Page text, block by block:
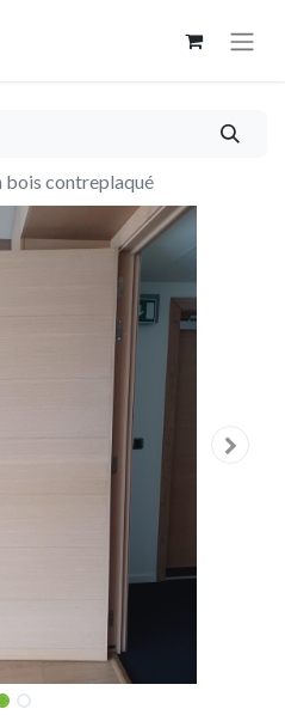
bois contreplaqué